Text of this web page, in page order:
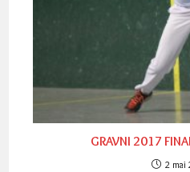
GRAVNI 2017
2 mai